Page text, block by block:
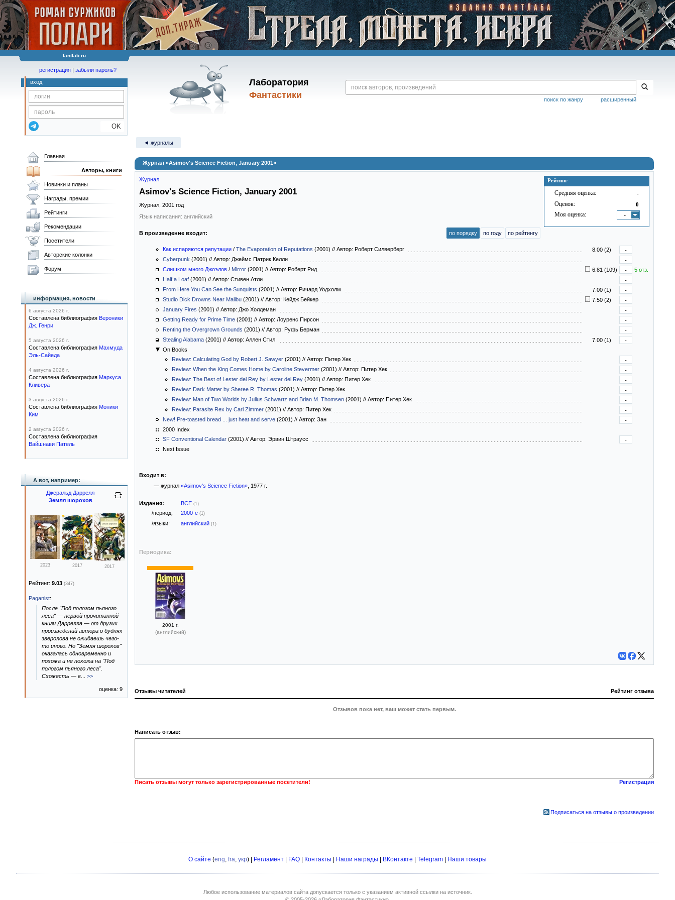
fantlab ru
Лаборатория
Фантастики
расширенный
поиск по жанру
регистрация | забыли пароль?
вход
OK
◄ журналы
Журнал «Asimov's Science Fiction, January 2001»
Рейтинг
Средняя оценка: -
Оценок: 0
Моя оценка: -
Журнал
Asimov's Science Fiction, January 2001
Журнал, 2001 год
Язык написания: английский
В произведение входит: по порядку по году по рейтингу
Как испаряются репутации / The Evaporation of Reputations (2001) // Автор: Роберт Силверберг 8.00 (2)
-
Cyberpunk (2001) // Автор: Джеймс Патрик Келли
-
Слишком много Джоэлов / Mirror (2001) // Автор: Роберт Рид 6.81 (109) -
5 отз.
Half a Loaf (2001) // Автор: Стивен Атли
-
From Here You Can See the Sunquists (2001) // Автор: Ричард Уодхолм 7.00 (1)
-
Studio Dick Drowns Near Malibu (2001) // Автор: Кейдж Бейкер 7.50 (2)
-
January Fires (2001) // Автор: Джо Холдеман
-
Getting Ready for Prime Time (2001) // Автор: Лоуренс Пирсон
-
Renting the Overgrown Grounds (2001) // Автор: Руфь Берман
-
Stealing Alabama (2001) // Автор: Аллен Стил 7.00 (1)
-
On Books
Review: Calculating God by Robert J. Sawyer (2001) // Автор: Питер Хек
-
Review: When the King Comes Home by Caroline Stevermer (2001) // Автор: Питер Хек
-
Review: The Best of Lester del Rey by Lester del Rey (2001) // Автор: Питер Хек
-
Review: Dark Matter by Sheree R. Thomas (2001) // Автор: Питер Хек
-
Review: Man of Two Worlds by Julius Schwartz and Brian M. Thomsen (2001) // Автор: Питер Хек
-
Review: Parasite Rex by Carl Zimmer (2001) // Автор: Питер Хек
-
New! Pre-toasted bread ... just heat and serve (2001) // Автор: Зан
-
2000 Index
SF Conventional Calendar (2001) // Автор: Эрвин Штраусс
-
Next Issue
Входит в:
— журнал «Asimov's Science Fiction», 1977 г.
Издания: ВСЕ (1)
/период: 2000-е (1)
/языки: английский (1)
Периодика:
2001 г.
(английский)
Отзывы читателей Рейтинг отзыва
Отзывов пока нет, ваш может стать первым.
Написать отзыв:
Писать отзывы могут только зарегистрированные посетители! Регистрация
Подписаться на отзывы о произведении
Главная
Авторы, книги
Новинки и планы
Награды, премии
Рейтинги
Рекомендации
Посетители
Авторские колонки
Форум
информация, новости
6 августа 2026 г.
Составлена библиография Вероники
Дж. Генри
5 августа 2026 г.
Составлена библиография Махмуда
Эль-Сайеда
4 августа 2026 г.
Составлена библиография Маркуса
Кливера
3 августа 2026 г.
Составлена библиография Моники
Ким
2 августа 2026 г.
Составлена библиография
Вайшнави Патель
А вот, например:
Джеральд Даррелл
Земля шорохов
2023 2017 2017
Рейтинг: 9.03 (347)
Paganist:
После "Под пологом пьяного
леса" — первой прочитанной
книги Даррелла — от других
произведений автора о буднях
зверолова не ожидаешь чего-
то иного. Но "Земля шорохов"
оказалась одновременно и
похожа и не похожа на "Под
пологом пьяного леса".
Схожесть — в
>>
оценка: 9
О сайте (eng, fra, укр) | Регламент FAQ Контакты Наши награды ВКонтакте Telegram Наши товары
Любое использование материалов сайта допускается только с указанием активной ссылки на источник.